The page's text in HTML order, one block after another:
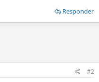
Responder
#2